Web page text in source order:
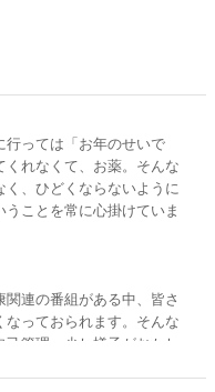
っては「お年のせいで
れなくて、お薬。そんな
、ひどくならないように
ことを常に心掛けていま
連の番組がある中、皆さ
っておられます。そんな
管理。少し様子がおかし
きましょう。という考え